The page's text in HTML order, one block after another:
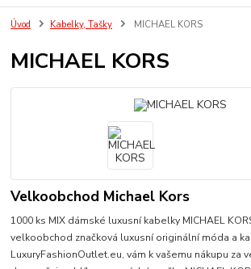
Úvod Kabelky, Tašky MICHAEL KORS
MICHAEL KORS
Velkoobchod Michael Kors
1000 ks MIX dámské luxusní kabelky MICHAEL
velkoobchod značková luxusní originální móda a
LuxuryFashionOutlet.eu, vám k vašemu nákupu za